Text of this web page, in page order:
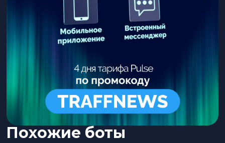
Похожие боты